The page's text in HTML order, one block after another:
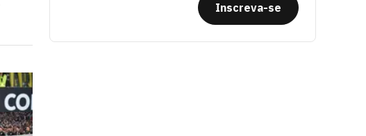
Inscreva-se